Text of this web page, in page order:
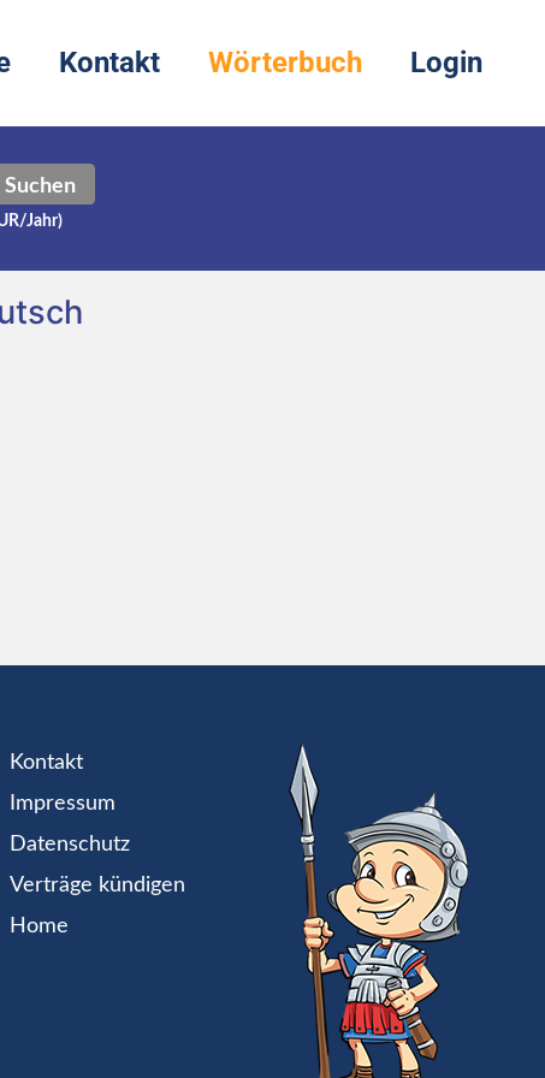
Kontakt Wörterbuch Login
Suchen
Jahr)
Kontakt
Impressum
Datenschutz
Verträge kündigen
Home